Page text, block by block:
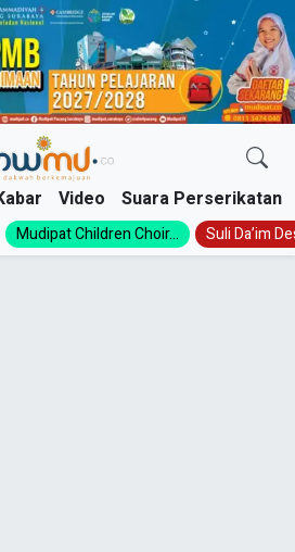
Video Suara Perserikatan
Mudipat Children Choir... Suli Da’im